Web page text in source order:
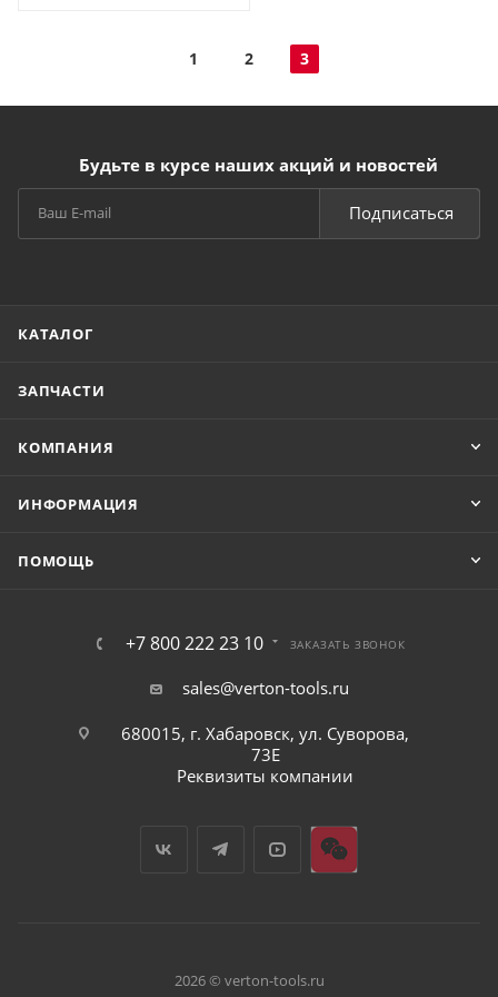
1 2 3
Будьте в курсе наших акций и новостей
Подписаться
КАТАЛОГ
ЗАПЧАСТИ
КОМПАНИЯ
ИНФОРМАЦИЯ
ПОМОЩЬ
+7 800 222 23 10 ЗАКАЗАТЬ ЗВОНОК
sales@verton-tools.ru
680015, г. Хабаровск, ул. Суворова,
73Е
Реквизиты компании
2026 © verton-tools.ru